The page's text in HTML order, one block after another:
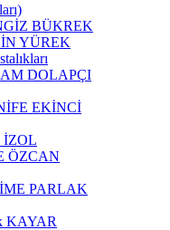
BÜKREK
YÜREK
DOLAPÇI
EKİNCİ
İZOL
ÖZCAN
PARLAK
KAYAR